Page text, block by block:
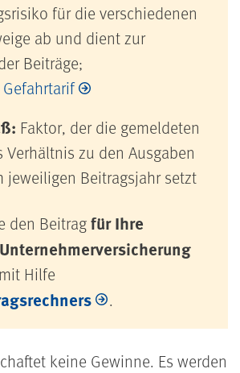
für die verschiedenen
ab und dient zur
Beiträge;
Gefahrtarif
Faktor, der die gemeldeten
Verhältnis zu den Ausgaben
jeweiligen Beitragsjahr setzt
den Beitragfür Ihre
Hilfe
.
keine Gewinne. Es werden